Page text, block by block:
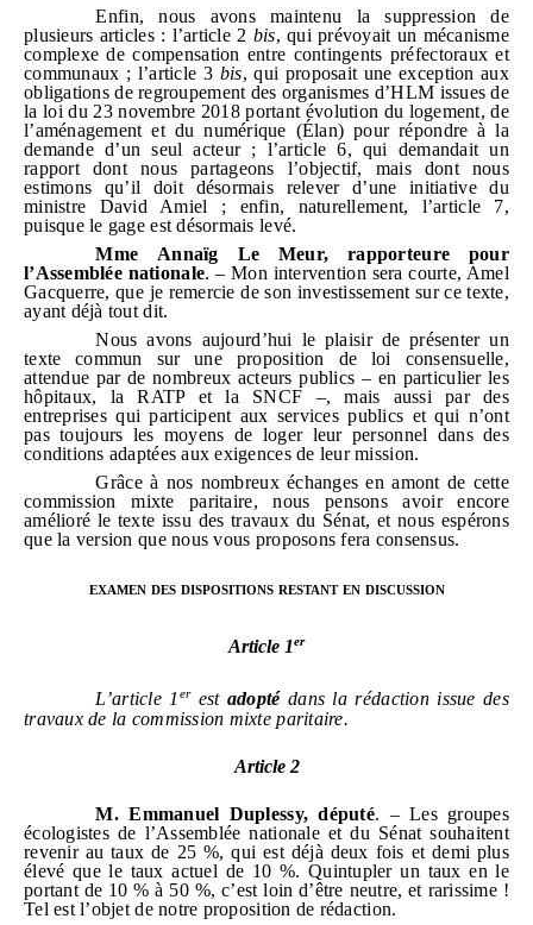
Enfin, nous avons maintenu la suppression de
plusieurs articles : l’article 2 bis, qui prévoyait un mécanisme
complexe de compensation entre contingents préfectoraux et
communaux ; l’article 3 bis, qui proposait une exception aux
obligations de regroupement des organismes d’HLM issues de
la loi du 23 novembre 2018 portant évolution du logement, de
l’aménagement et du numérique (Élan) pour répondre à la
demande d’un seul acteur ; l’article 6, qui demandait un
rapport dont nous partageons l’objectif, mais dont nous
estimons qu’il doit désormais relever d’une initiative du
ministre David Amiel ; enfin, naturellement, l’article 7,
puisque le gage est désormais levé.
Mme
Annaïg Le Meur, rapporteure pour
l’Assemblée nationale. –Mon intervention sera courte, Amel
Gacquerre, que je remercie de son investissement sur ce texte,
ayant déjà tout dit.
Nous avons aujourd’hui le plaisir de présenter un
texte commun sur une proposition de loi consensuelle,
attendue par de nombreux acteurs publics – en particulier les
hôpitaux, la RATP et la SNCF
–, mais aussi par des
entreprises qui participent aux services publics et qui n’ont
pas toujours les moyens de loger leur personnel dans des
conditions adaptées aux exigences de leur mission.
Grâce à nos nombreux échanges en amont de cette
commission mixte paritaire, nous pensons avoir encore
amélioré le texte issu des travaux du Sénat, et nous espérons
que la version que nous vous proposons fera consensus.
examen des dispositions restant en discussion
Article 1er
L’article 1er est adopté dans la rédaction issue des
travaux de la commission mixte paritaire.
Article 2
M. Emmanuel Duplessy, député. – Les groupes
écologistes de l’Assemblée nationale et du Sénat souhaitent
revenir au taux de 25 %, qui est déjà deux fois et demi plus
élevé que le taux actuel de 10 %. Quintupler un taux en le
portant de 10 % à 50 %, c’est loin d’être neutre, et rarissime !
Tel est l’objet de notre proposition de rédaction.